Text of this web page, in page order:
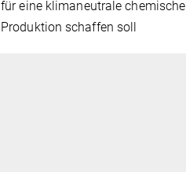
für eine klimaneutrale chemische
Produktion schaffen soll